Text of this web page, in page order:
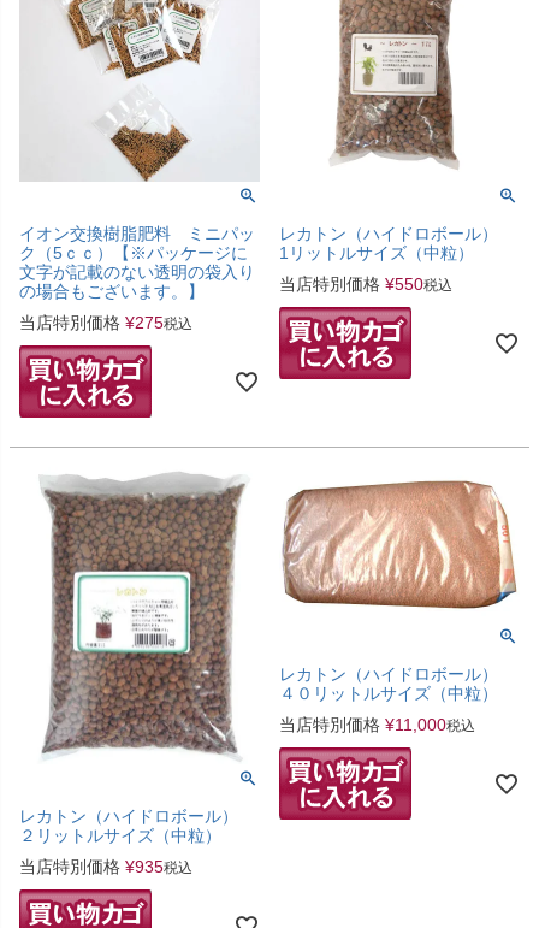
イオン交換樹脂肥料 ミニパッ
ク（5ｃｃ）【※パッケージに
文字が記載のない透明の袋入り
の場合もございます。】
当店特別価格 ¥275税込
レカトン（ハイドロボール）
1リットルサイズ（中粒）
当店特別価格 ¥550税込
レカトン（ハイドロボール）
２リットルサイズ（中粒）
当店特別価格 ¥935税込
レカトン（ハイドロボール）
４０リットルサイズ（中粒）
当店特別価格 ¥11,000税込